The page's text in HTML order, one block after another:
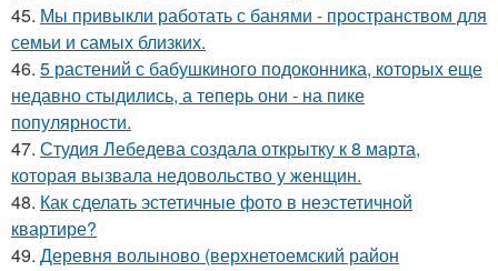
45. Мы привыкли работать с банями - пространством для
семьи и самых близких.
46. 5 растений с бабушкиного подоконника, которых еще
недавно стыдились, а теперь они - на пике
популярности.
47. Студия Лебедева создала открытку к 8 марта,
которая вызвала недовольство у женщин.
48. Как сделать эстетичные фото в неэстетичной
квартире?
49. Деревня волыново (верхнетоемский район